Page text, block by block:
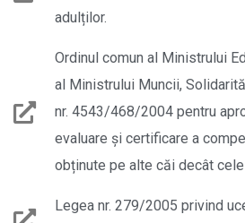
adulților.
Ordinul comun al Ministrului
al Ministrului Muncii,
nr. 4543/468/2004 pentru
evaluare şi certificare a
obținute pe alte căi decât
Legea nr. 279/2005 privind